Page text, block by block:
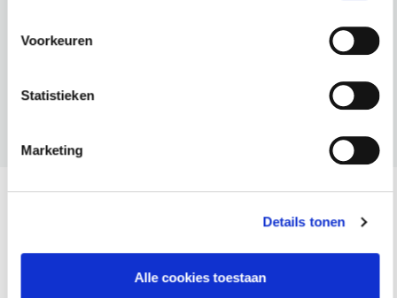
Voorkeuren
Statistieken
Marketing
Details tonen
Alle cookies toestaan
Omgevingsweb